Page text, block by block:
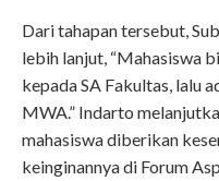
Dari tahapan tersebut,
lebih lanjut, “Mahasiswa
kepada SA Fakultas, lalu
MWA.” Indarto
mahasiswa diberikan
keinginannya di Forum